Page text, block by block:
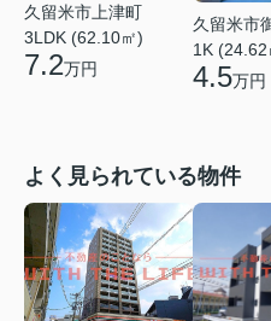
久留米市上津町
3LDK (62.10㎡)
7.2万円
久留米市
1K (24.62
4.5万円
よく見られている物件